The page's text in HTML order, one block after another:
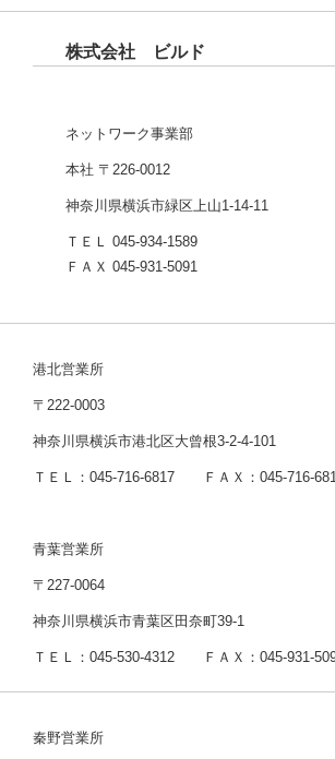
株式会社 ビルド
ネットワーク事業部
本社 〒226-0012
神奈川県横浜市緑区上山1-14-11
ＴＥＬ 045-934-1589
ＦＡＸ 045-931-5091
港北営業所
〒222-0003
神奈川県横浜市港北区大曾根3-2-4-101
ＴＥＬ：045-716-6817 ＦＡＸ：045-716-
青葉営業所
〒227-0064
神奈川県横浜市青葉区田奈町39-1
ＴＥＬ：045-530-4312 ＦＡＸ：045-931-
秦野営業所